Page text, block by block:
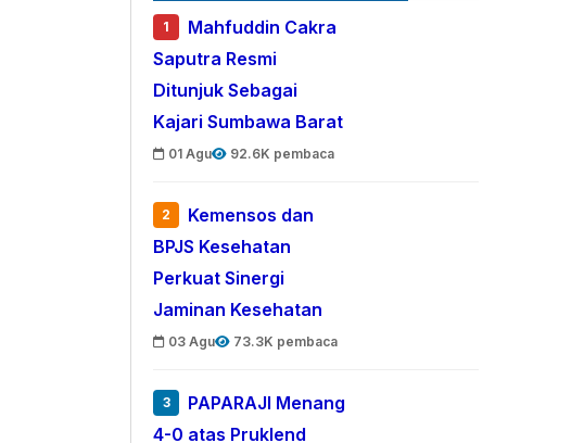
1
Mahfuddin Cakra
Saputra Resmi
Ditunjuk Sebagai
Kajari Sumbawa Barat
01 Agu 92.6K pembaca
2
Kemensos dan
BPJS Kesehatan
Perkuat Sinergi
Jaminan Kesehatan
03 Agu 73.3K pembaca
3
PAPARAJI Menang
4-0 atas Pruklend